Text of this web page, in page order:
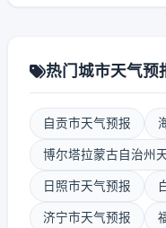
热门城市天气预
自贡市天气预报
博尔塔拉蒙古自治州
日照市天气预报
济宁市天气预报